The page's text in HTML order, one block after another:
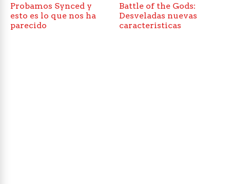
Probamos Synced y
esto es lo que nos ha
parecido
Battle of the Gods:
Desveladas nuevas
caracteristicas